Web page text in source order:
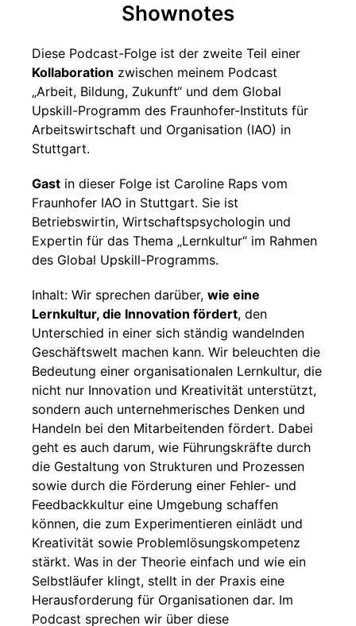
Shownotes
Diese Podcast-Folge ist der zweite Teil einer
Kollaboration zwischen meinem Podcast
„Arbeit, Bildung, Zukunft“ und dem Global
Upskill-Programm des Fraunhofer-Instituts für
Arbeitswirtschaft und Organisation (IAO) in
Stuttgart.
Gast in dieser Folge ist Caroline Raps vom
Fraunhofer IAO in Stuttgart. Sie ist
Betriebswirtin, Wirtschaftspsychologin und
Expertin für das Thema „Lernkultur“ im Rahmen
des Global Upskill-Programms.
Inhalt: Wir sprechen darüber, wie eine
Lernkultur, die Innovation fördert, den
Unterschied in einer sich ständig wandelnden
Geschäftswelt machen kann. Wir beleuchten die
Bedeutung einer organisationalen Lernkultur, die
nicht nur Innovation und Kreativität unterstützt,
sondern auch unternehmerisches Denken und
Handeln bei den Mitarbeitenden fördert. Dabei
geht es auch darum, wie Führungskräfte durch
die Gestaltung von Strukturen und Prozessen
sowie durch die Förderung einer Fehler- und
Feedbackkultur eine Umgebung schaffen
können, die zum Experimentieren einlädt und
Kreativität sowie Problemlösungskompetenz
stärkt. Was in der Theorie einfach und wie ein
Selbstläufer klingt, stellt in der Praxis eine
Herausforderung für Organisationen dar. Im
Podcast sprechen wir über diese